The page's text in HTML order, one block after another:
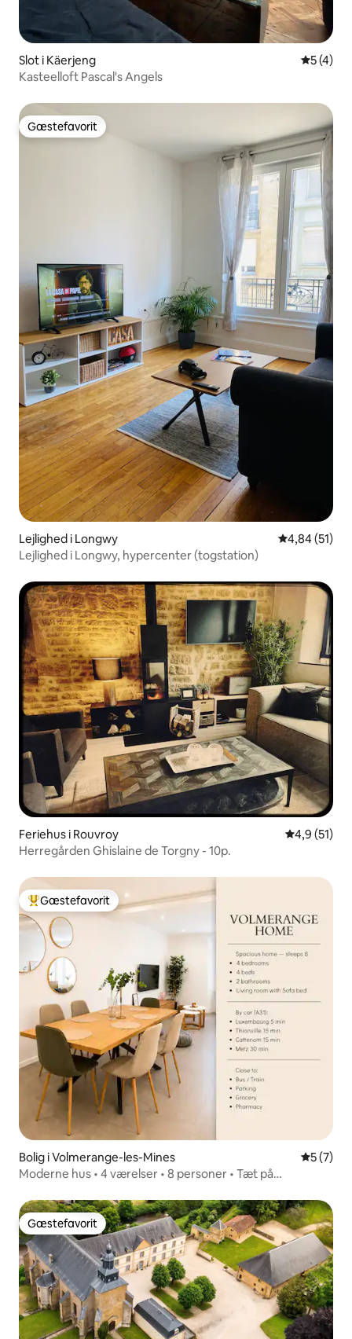
Slot i Käerjeng 5 ud af 5
5 (4)
Kasteelloft Pascal's Angels
Gæstefavorit
Gæstefavorit
Lejlighed i Longwy 4,84 ud af 5
4,84 (51)
Lejlighed i Longwy, hypercenter (togstation)
Feriehus i Rouvroy 4,9 ud af 5
4,9 (51)
Herregården Ghislaine de Torgny - 10p.
Bedste gæstefavorit
Gæstefavorit
Bolig i Volmerange-les-Mines 5 ud af 5
5 (7)
Moderne hus • 4 værelser • 8 personer • Tæt på
Gæstefavorit
Gæstefavorit